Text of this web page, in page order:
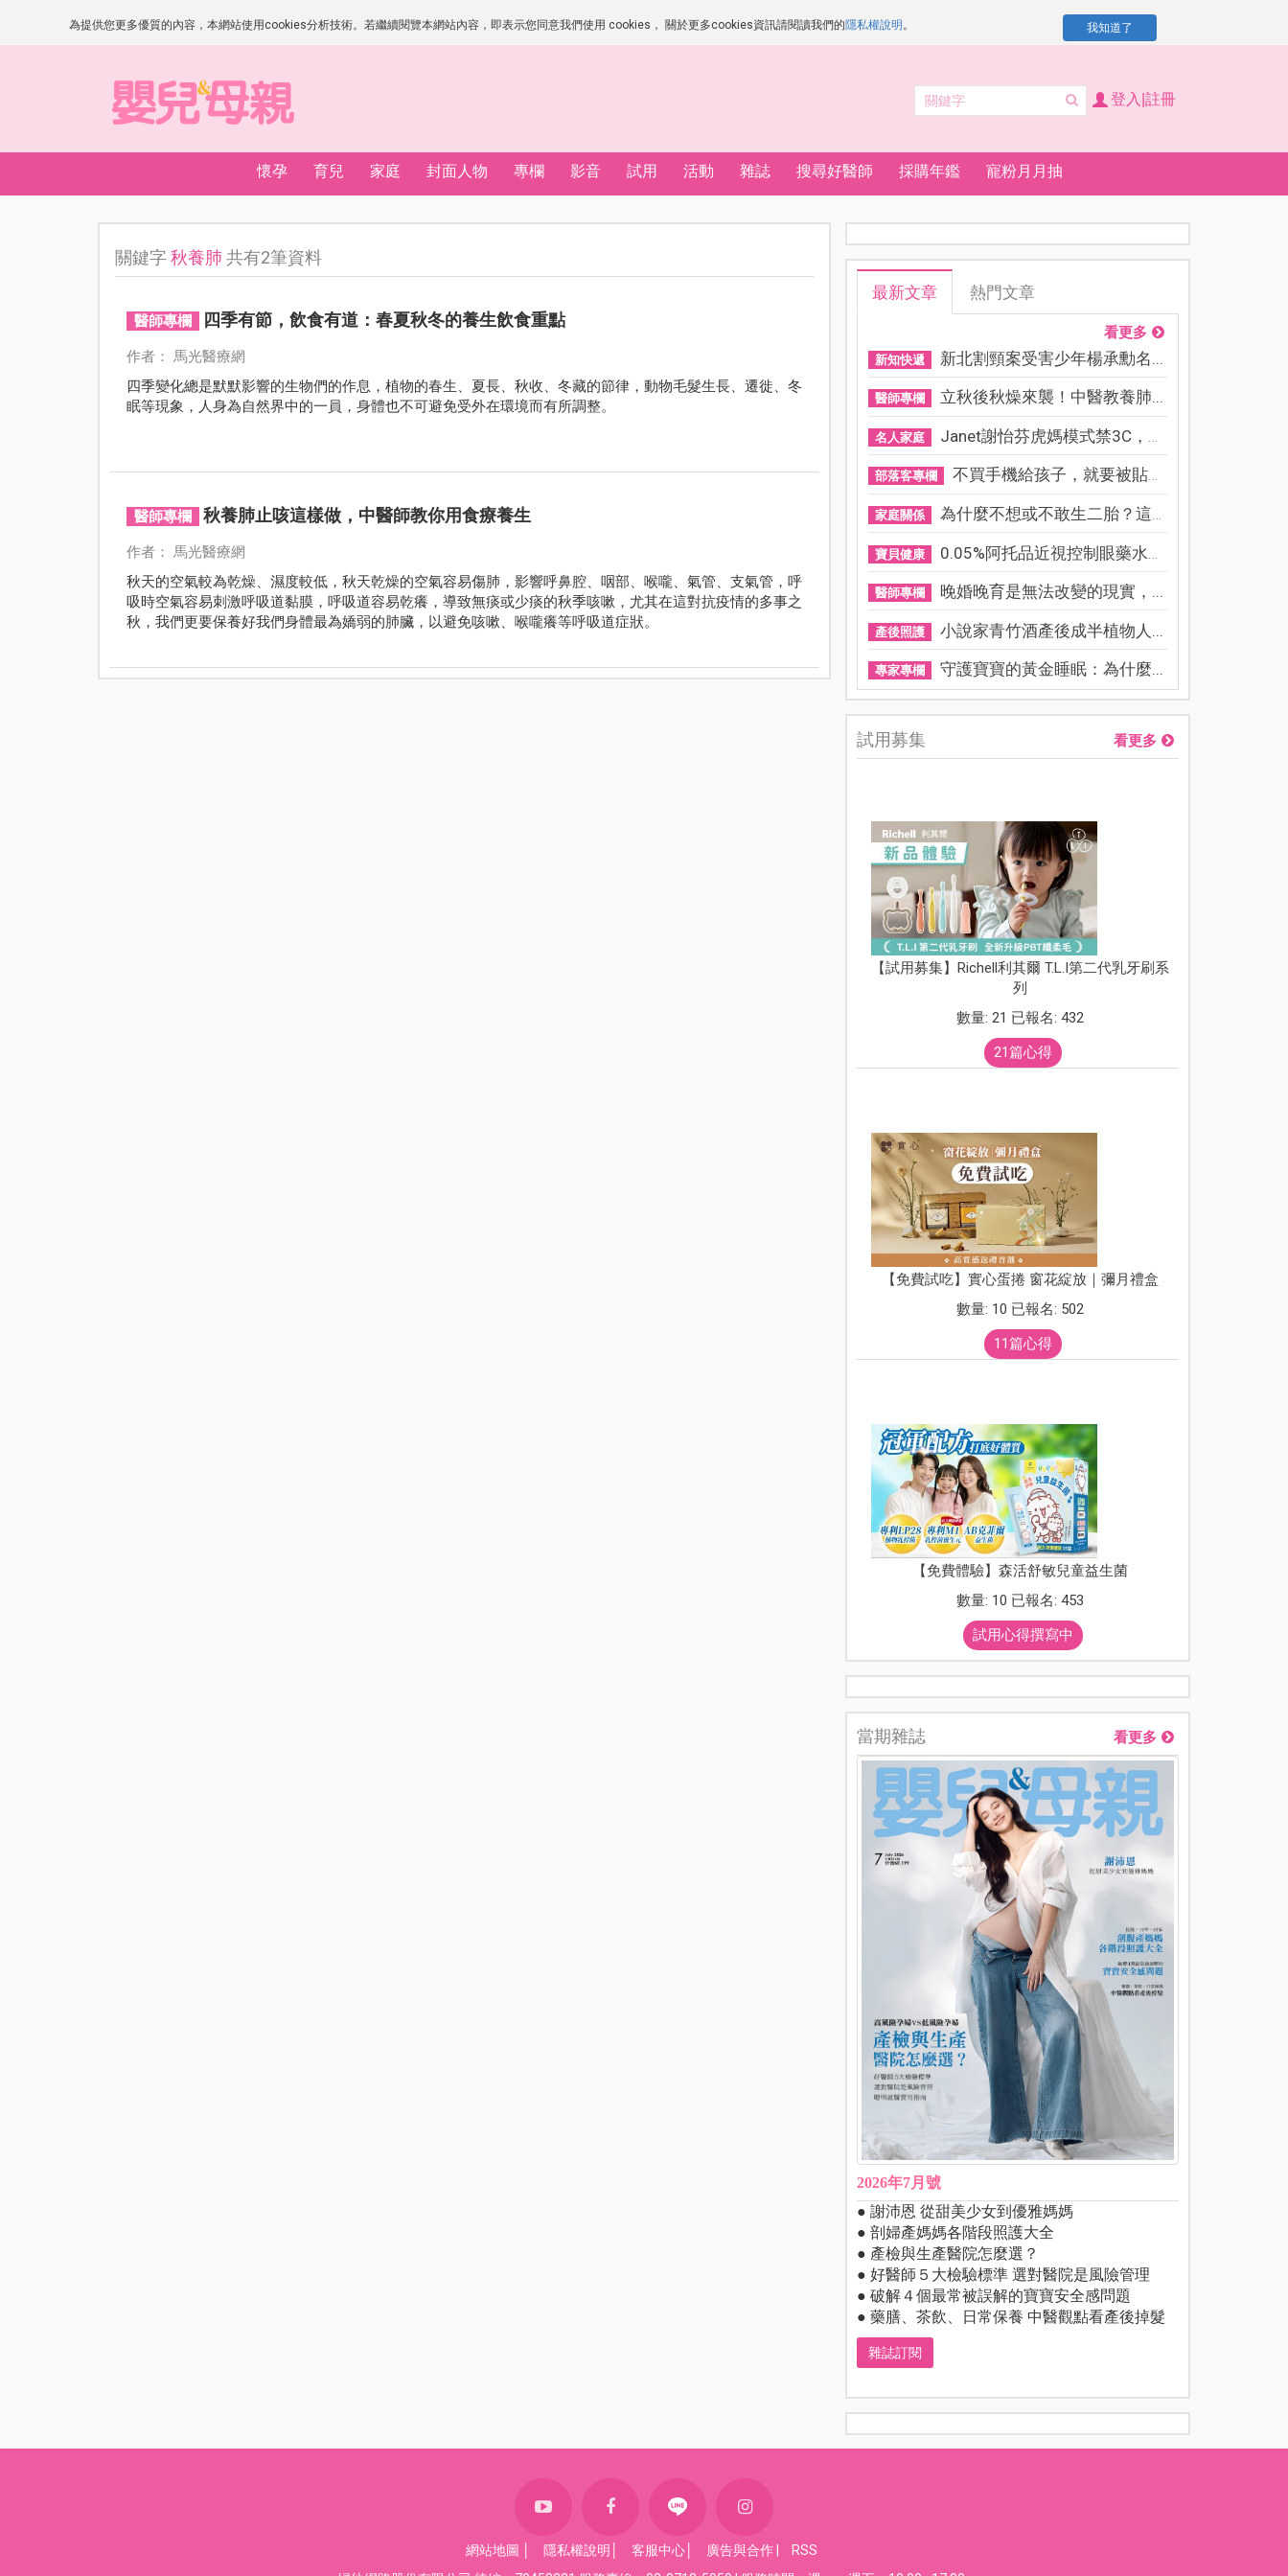
為提供您更多優質的內容，本網站使用cookies分析技術。若繼續閱覽本網站內容，即表示您同意我們使用 cookies， 關於更多cookies資訊請閱讀我們的隱私權說明 。 我知道了
登入|註冊
懷孕 育兒 家庭 封面人物 專欄 影音 試用 活動 雜誌 搜尋好醫師 採購年鑑 寵粉月月抽
關鍵字秋養肺 共有2筆資料
醫師專欄 四季有節，飲食有道：春夏秋冬的養生飲食重點
作者： 馬光醫療網
四季變化總是默默影響的生物們的作息，植物的春生、夏長、秋收、冬藏的節律，動物毛髮生長、遷徙、冬
眠等現象，人身為自然界中的一員，身體也不可避免受外在環境而有所調整。
醫師專欄 秋養肺止咳這樣做，中醫師教你用食療養生
作者： 馬光醫療網
秋天的空氣較為乾燥、濕度較低，秋天乾燥的空氣容易傷肺，影響呼鼻腔、咽部、喉嚨、氣管、支氣管，呼
吸時空氣容易刺激呼吸道黏膜，呼吸道容易乾癢，導致無痰或少痰的秋季咳嗽，尤其在這對抗疫情的多事之
秋，我們更要保養好我們身體最為嬌弱的肺臟，以避免咳嗽、喉嚨癢等呼吸道症狀。
最新文章 熱門文章
看更多
新知快遞 新北割頸案受害少年楊承勳名...
醫師專欄 立秋後秋燥來襲！中醫教養肺...
名人家庭 Janet謝怡芬虎媽模式禁3C，看...
部落客專欄 不買手機給孩子，就要被貼「...
家庭關係 為什麼不想或不敢生二胎？這8...
寶貝健康 0.05%阿托品近視控制眼藥水納...
醫師專欄 晚婚晚育是無法改變的現實，...
產後照護 小說家青竹酒產後成半植物人...
專家專欄 守護寶寶的黃金睡眠：為什麼...
試用募集 看更多
【試用募集】Richell利其爾 T.L.I第二代乳牙刷系
列
數量: 21 已報名: 432
21篇心得
【免費試吃】實心蛋捲 窗花綻放｜彌月禮盒
數量: 10 已報名: 502
11篇心得
【免費體驗】森活舒敏兒童益生菌
數量: 10 已報名: 453
試用心得撰寫中
當期雜誌 看更多
2026年7月號
● 謝沛恩 從甜美少女到優雅媽媽
● 剖婦產媽媽各階段照護大全
● 產檢與生產醫院怎麼選？
● 好醫師５大檢驗標準 選對醫院是風險管理
● 破解４個最常被誤解的寶寶安全感問題
● 藥膳、茶飲、日常保養 中醫觀點看產後掉髮
雜誌訂閱
網站地圖 隱私權說明 客服中心 廣告與合作
RSS